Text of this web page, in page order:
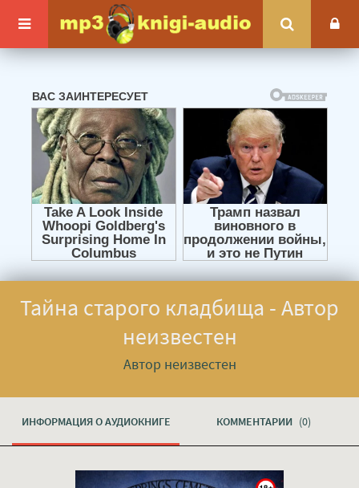
Тайна старого кладбища - Автор
неизвестен
Автор неизвестен
ИНФОРМАЦИЯ О АУДИОКНИГЕ КОММЕНТАРИИ (0)